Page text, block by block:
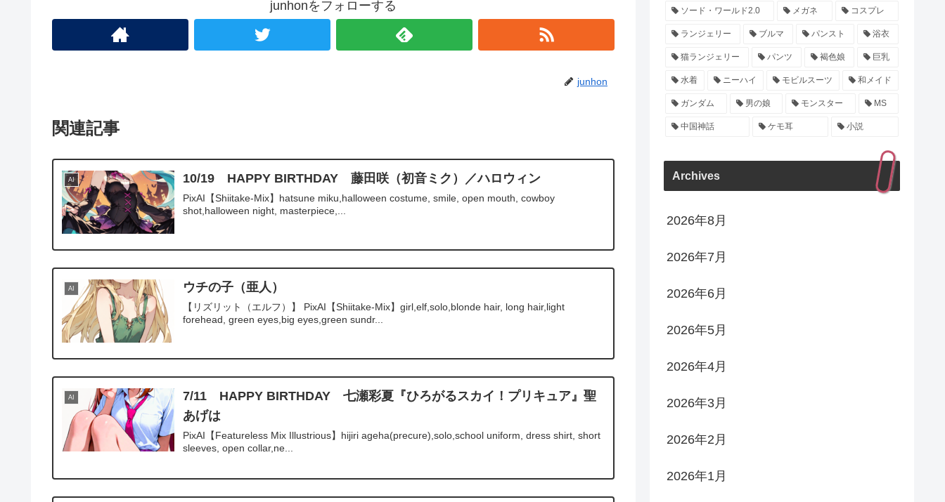
junhonをフォローする
junhon
関連記事
AI 10/19 HAPPY BIRTHDAY 藤田咲（初音ミク）／ハロウィン
PixAI【Shiitake-Mix】hatsune miku,halloween costume, smile, open mouth, cowboy
shot,halloween night, masterpiece,...
AI ウチの子（亜人）
【リズリット（エルフ）】 PixAI【Shiitake-Mix】girl,elf,solo,blonde hair, long hair,light
forehead, green eyes,big eyes,green sundr...
AI
7/11 HAPPY BIRTHDAY 七瀬彩夏『ひろがるスカイ！プリキュア』聖
あげは
PixAI【Featureless Mix Illustrious】hijiri ageha(precure),solo,school uniform, dress shirt, short
sleeves, open collar,ne...
ソード・ワールド2.0 メガネ コスプレ
ランジェリー ブルマ パンスト 浴衣
猫ランジェリー パンツ 褐色娘 巨乳
水着 ニーハイ モビルスーツ 和メイド
ガンダム 男の娘 モンスター MS
中国神話 ケモ耳 小説
Archives
2026年8月
2026年7月
2026年6月
2026年5月
2026年4月
2026年3月
2026年2月
2026年1月